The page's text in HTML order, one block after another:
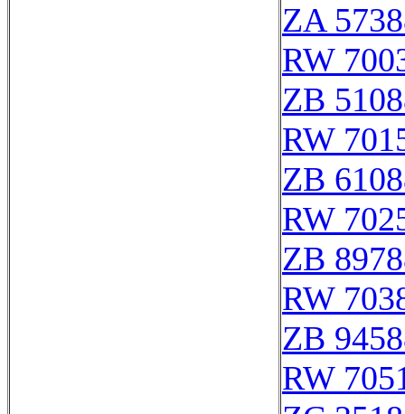
ZA
RW
ZB
RW
ZB
RW
ZB
RW
ZB
RW